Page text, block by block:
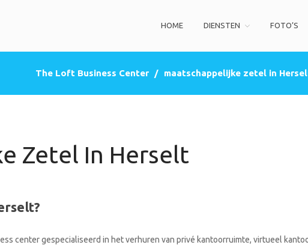
HOME DIENSTEN FOTO’S
The Loft Business Center / maatschappelijke zetel in
Zetel In Herselt
center gespecialiseerd in het verhuren van privé kantoorruimte, virtueel